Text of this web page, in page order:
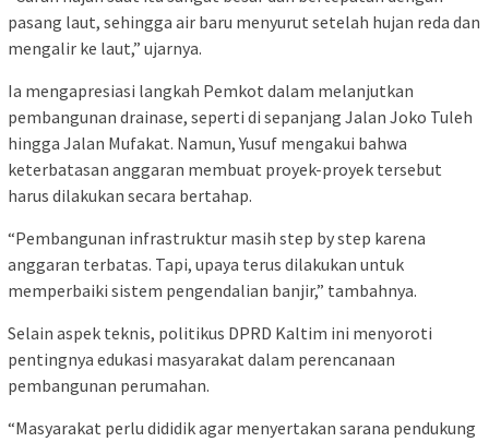
pasang laut, sehingga air baru menyurut setelah hujan reda dan
mengalir ke laut,” ujarnya.
Ia mengapresiasi langkah Pemkot dalam melanjutkan
pembangunan drainase, seperti di sepanjang Jalan Joko Tuleh
hingga Jalan Mufakat. Namun, Yusuf mengakui bahwa
keterbatasan anggaran membuat proyek-proyek tersebut
harus dilakukan secara bertahap.
“Pembangunan infrastruktur masih step by step karena
anggaran terbatas. Tapi, upaya terus dilakukan untuk
memperbaiki sistem pengendalian banjir,” tambahnya.
Selain aspek teknis, politikus DPRD Kaltim ini menyoroti
pentingnya edukasi masyarakat dalam perencanaan
pembangunan perumahan.
“Masyarakat perlu dididik agar menyertakan sarana pendukung